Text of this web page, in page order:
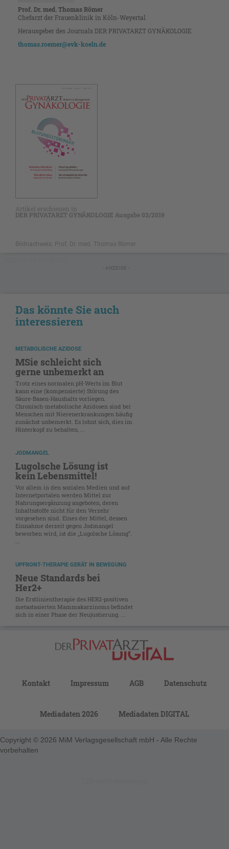
Prof. Dr. med. Thomas Römer
Chefarzt der Frauenklinik in Köln-Weyertal
Herausgeber des Journals DER PRIVATARZT GYNÄKOLOGIE
thomas.roemer@evk-koeln.de
Artikel erschienen in
DER PRIVATARZT GYNÄKOLOGIE Ausgabe 03/2019
Bildnachweis: Prof. Dr. med. Thomas Römer
- ANZEIGE -
Das könnte Sie auch
interessieren
METABOLISCHE AZIDOSE
MSie schleicht sich
gerne unbemerkt an
Trotz eines normalen pH-Werts im Blut
kann eine (kompensierte) Störung des
Säure-Basen-Haushalts vorliegen.
Chronisch-metabolische Azidosen sind bei
Menschen mit Nierenerkrankungen häufig
zunächst unbemerkt. Es lohnt sich, dies im
Hinterkopf zu behalten, ...
JODMANGEL
Lugolsche Lösung ist
kein Lebensmittel!
Vor allem in den sozialen Medien und auf
Internetportalen werden Mittel zur
Nahrungsergänzung angeboten, deren
Inhaltsstoffe nicht für den Verzehr
vorgesehen sind. Eines der Mittel, dessen
Einnahme derzeit gegen Jodmangel
beworben wird, ist die „Lugolsche Lösung“.
UPFRONT-THERAPIE GERÄT IN BEWEGUNG
Neue Standards bei
Her2+
Die Erstlinientherapie des HER2-positiven
metastasierten Mammakarzinoms befindet
sich in einer Phase der Neujustierung. ...
Kontakt Impressum AGB Datenschutz
Mediadaten 2026 Mediadaten DIGITAL
Copyright © 2026 MiM Verlagsgesellschaft mbH - Alle Rechte
vorbehalten